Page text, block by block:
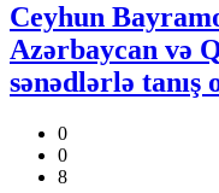
Ceyhun
Azərbaycan və
sənədlərlə tanış
0
0
8